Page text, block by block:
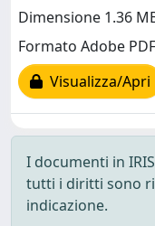
Dimensione 1.36
Formato Adobe PDF
Visualizza/Apri
I documenti in
tutti i diritti sono
indicazione.